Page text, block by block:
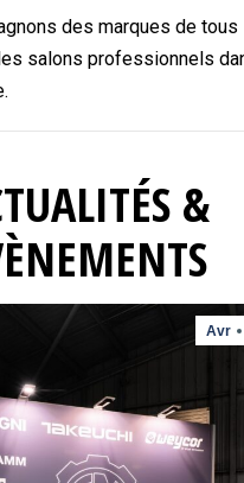
des marques de tous
salons professionnels
&
Avr